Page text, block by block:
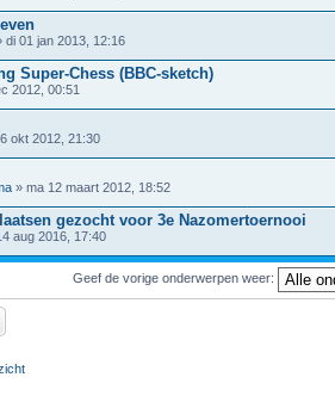
di 01 jan 2013, 12:16
Super-Chess (BBC-sketch)
2012, 00:51
okt 2012, 21:30
» ma 12 maart 2012, 18:52
gezocht voor 3e Nazomertoernooi
aug 2016, 17:40
Geef de vorige onderwerpen weer: